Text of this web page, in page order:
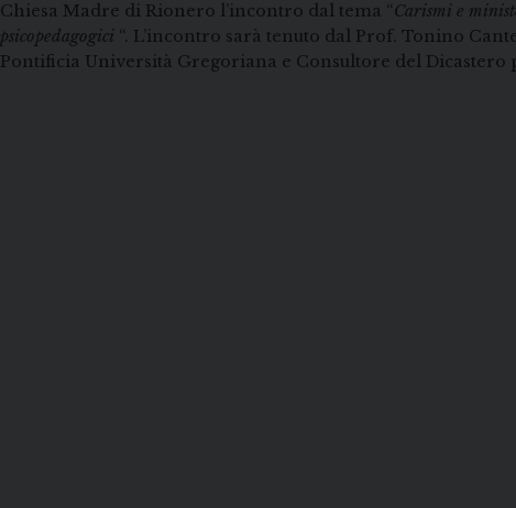
Chiesa Madre di Rionero l’incontro dal tema “Carismi e
psicopedagogici “. L’incontro sarà tenuto dal Prof. Tonino
Pontificia Università Gregoriana e Consultore del